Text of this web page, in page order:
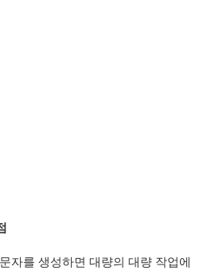
자를 생성하면 대량의 대량 작업에